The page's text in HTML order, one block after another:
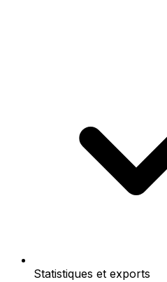
Statistiques et exports